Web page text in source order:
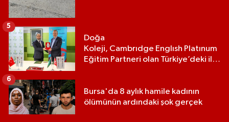
Doğa
Koleji, Cambrıdge Englısh Platınum
Eğitim Partneri olan Türkiye’deki ilk
5
Bursa'da 8 aylık hamile kadının
ölümünün ardındaki şok gerçek
6